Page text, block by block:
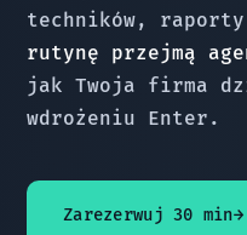
techników,
rutynę przejmą
jak Twoja firma
wdrożeniu Enter.
Zarezerwuj 30 min→